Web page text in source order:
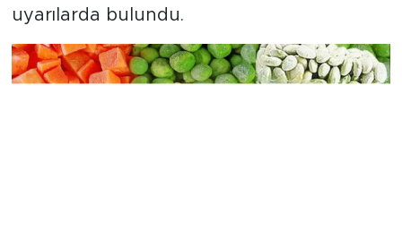
etmesi gerektiği konusunda önemli